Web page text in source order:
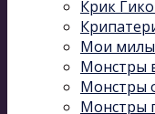
Крик
Мои
Монстры
Монстры
Монстры